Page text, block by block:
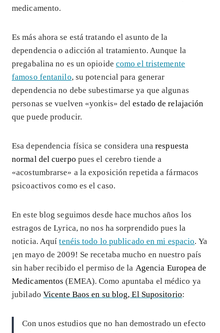
medicamento.
Es más ahora se está tratando el asunto de la
dependencia o adicción al tratamiento. Aunque la
pregabalina no es un opioide como el tristemente
famoso fentanilo, su potencial para generar
dependencia no debe subestimarse ya que algunas
personas se vuelven «yonkis» delestado de relajación
que puede producir.
Esa dependencia física se considera unarespuesta
normal del cuerpo pues el cerebro tiende a
«acostumbrarse» a la exposición repetida a fármacos
psicoactivos como es el caso.
En este blog seguimos desde hace muchos años los
estragos de Lyrica, no nos ha sorprendido pues la
noticia. Aquítenéis todo lo publicado en mi espacio. Ya
¡en mayo de 2009! Se recetaba mucho en nuestro país
sin haber recibido el permiso de la Agencia Europea de
Medicamentos (EMEA). Como apuntaba el médico ya
jubilado Vicente Baos en su blog, El Supositorio:
Con unos estudios que no han demostrado un efecto